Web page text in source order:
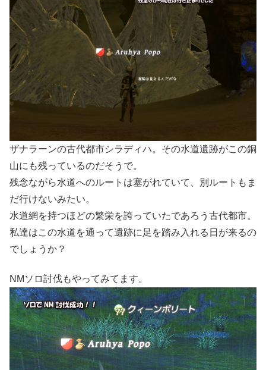
ザナラーンの古代都市シラディハ。その水道遺跡がこの銅
山にも残っているのだそうで。
残念ながら水道へのルートは塞がれていて、別ルートもま
だ行けないみたい。
水道網を持つほどの繁栄を誇っていたであろう古代都市。
私達はこの水道を通って遺跡に足を踏み入れる日が来るの
でしょうか？
NMソロ討伐もやってみてます。